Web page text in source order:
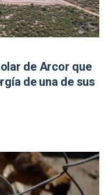
de Arcor que
de una de sus